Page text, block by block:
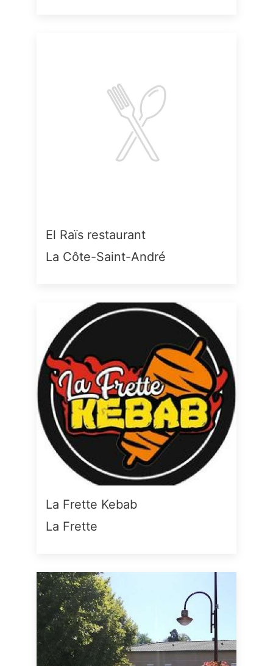
El Raïs restaurant
La Côte-Saint-André
La Frette Kebab
La Frette